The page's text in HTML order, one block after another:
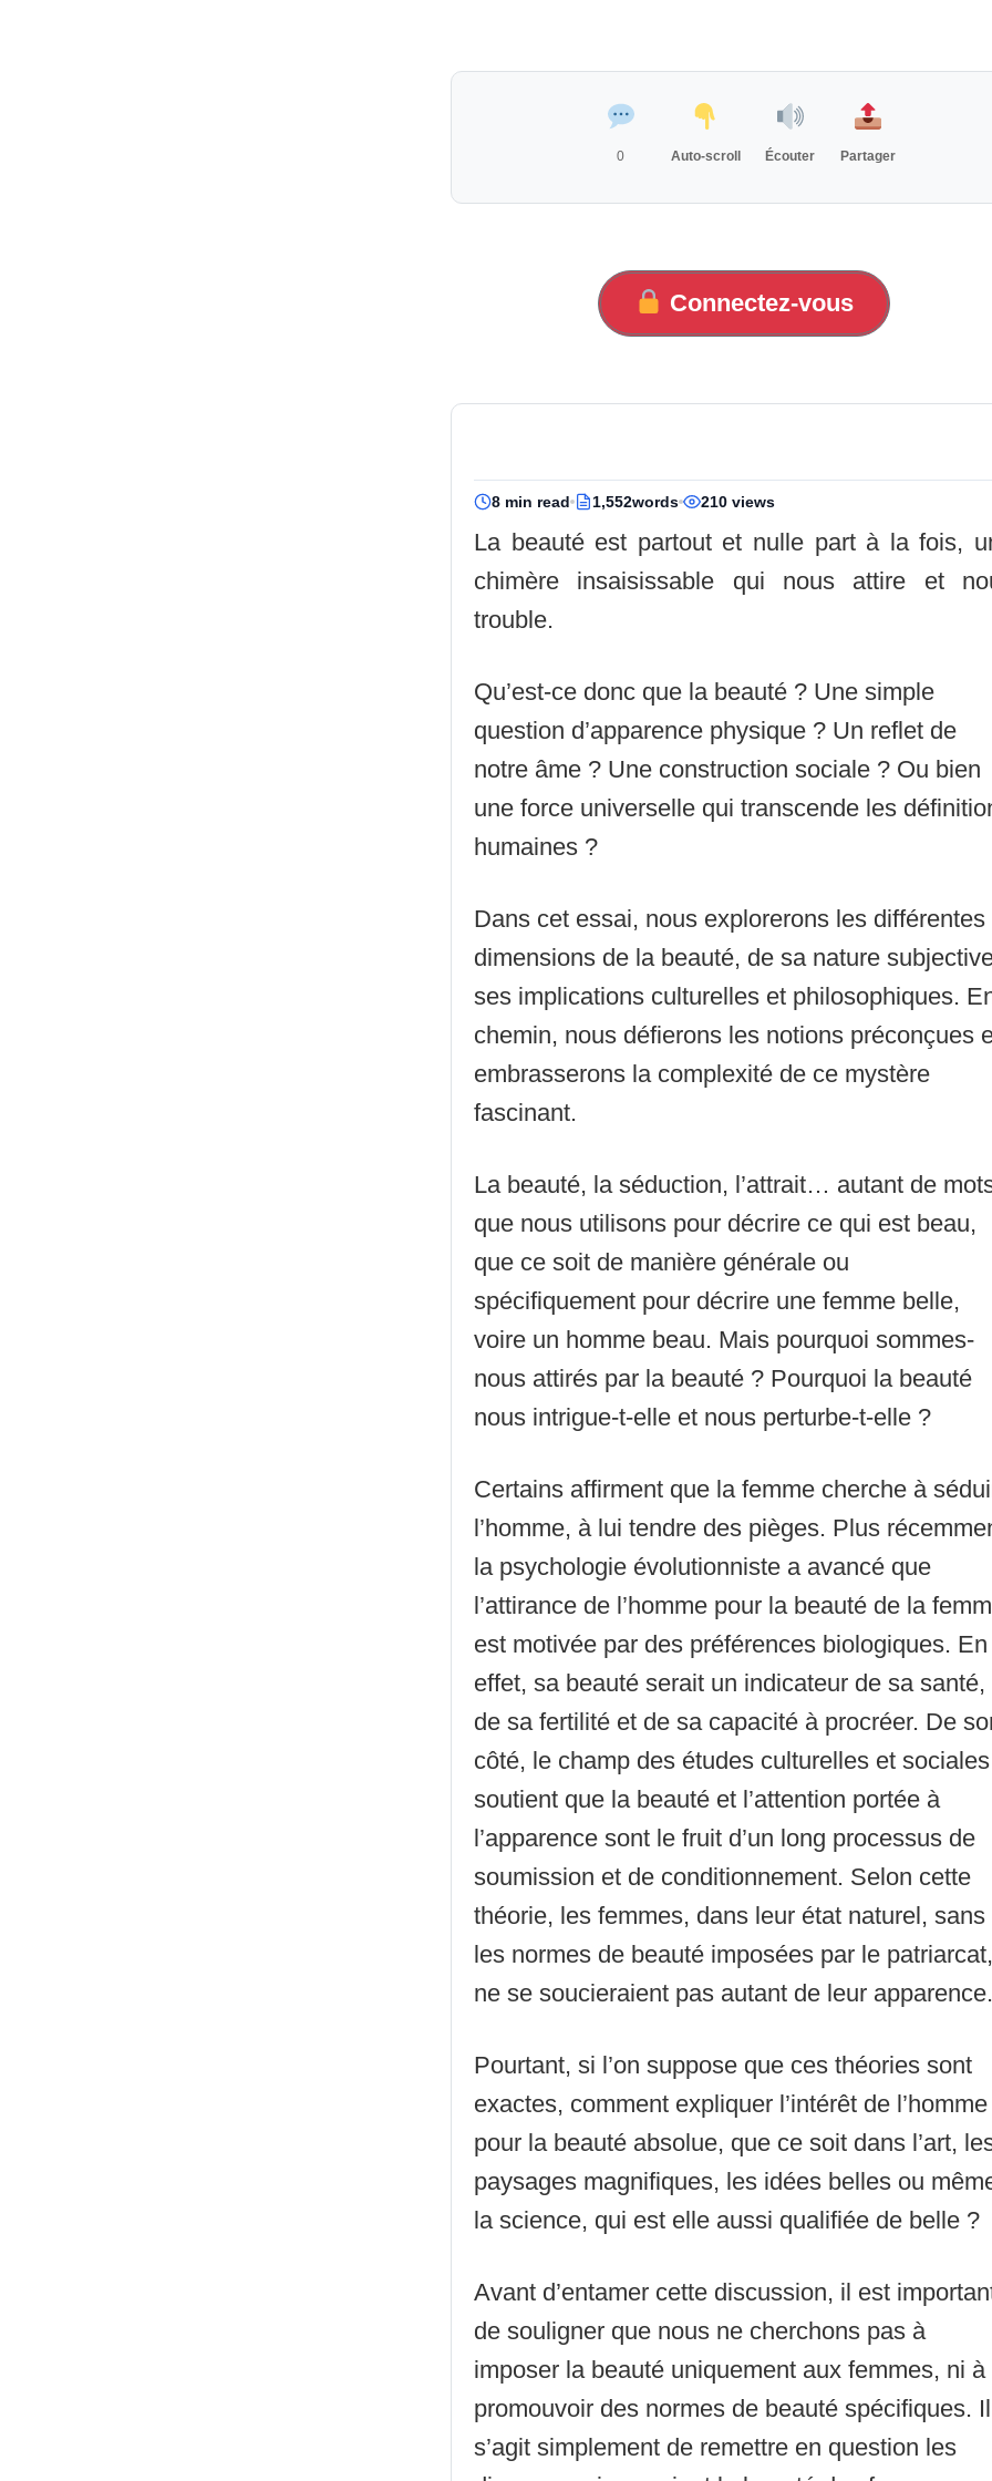
0 Auto-scroll Écouter Partager
Connectez-vous
8 min read 1,552words 210 views
La beauté est partout et nulle part à la fois,
chimère insaisissable qui nous attire et
trouble.
Qu’est-ce donc que la beauté ? Une simple
question d’apparence physique ? Un reflet de
notre âme ? Une construction sociale ? Ou bien
une force universelle qui transcende les
humaines ?
Dans cet essai, nous explorerons les différentes
dimensions de la beauté, de sa nature
ses implications culturelles et philosophiques.
chemin, nous défierons les notions préconçues
embrasserons la complexité de ce mystère
fascinant.
La beauté, la séduction, l’attrait… autant de
que nous utilisons pour décrire ce qui est beau,
que ce soit de manière générale ou
spécifiquement pour décrire une femme belle,
voire un homme beau. Mais pourquoi sommes-
nous attirés par la beauté ? Pourquoi la beauté
nous intrigue-t-elle et nous perturbe-t-elle ?
Certains affirment que la femme cherche à
l’homme, à lui tendre des pièges. Plus
la psychologie évolutionniste a avancé que
l’attirance de l’homme pour la beauté de la
est motivée par des préférences biologiques. En
effet, sa beauté serait un indicateur de sa santé,
de sa fertilité et de sa capacité à procréer. De
côté, le champ des études culturelles et sociales
soutient que la beauté et l’attention portée à
l’apparence sont le fruit d’un long processus de
soumission et de conditionnement. Selon cette
théorie, les femmes, dans leur état naturel, sans
les normes de beauté imposées par le patriarcat,
ne se soucieraient pas autant de leur apparence.
Pourtant, si l’on suppose que ces théories sont
exactes, comment expliquer l’intérêt de l’homme
pour la beauté absolue, que ce soit dans l’art,
paysages magnifiques, les idées belles ou
la science, qui est elle aussi qualifiée de belle ?
Avant d’entamer cette discussion, il est
de souligner que nous ne cherchons pas à
imposer la beauté uniquement aux femmes, ni à
promouvoir des normes de beauté spécifiques. Il
s’agit simplement de remettre en question les